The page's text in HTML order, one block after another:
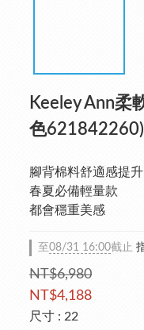
Keeley Ann柔
色621842260)
腳背棉料舒適感提升
春夏必備輕量款
都會穩重美感
至08/31 16:00截止
NT$6,980
NT$4,188
尺寸 : 22